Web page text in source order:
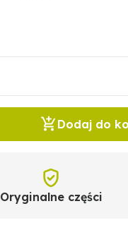
Dodaj do
Oryginalne części